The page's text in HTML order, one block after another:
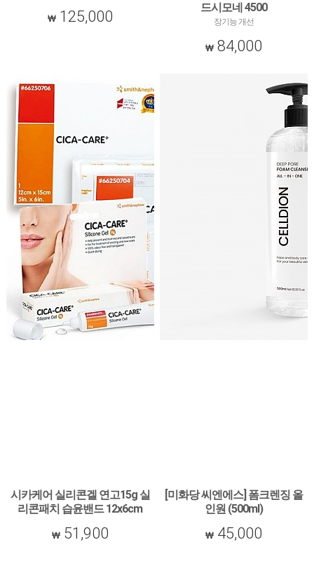
킨,로션,크림)
125,000
드시모네 4500
장기능 개선
84,000
시카케어 실리콘겔 연고15g 실
리콘패치 습윤밴드 12x6cm
시카케어 실리콘겔 연고15g 실리콘패치 습
51,900
[미화당 씨엔에스] 폼크렌징 올
인원 (500ml)
45,000